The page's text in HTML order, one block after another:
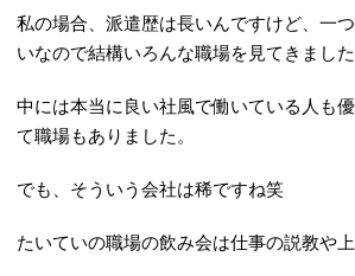
私の場合、派遣歴は長いんですけど、一
いなので結構いろんな職場を見てきました
中には本当に良い社風で働いている人も
て職場もありました。
でも、そういう会社は稀ですね笑
たいていの職場の飲み会は仕事の説教や